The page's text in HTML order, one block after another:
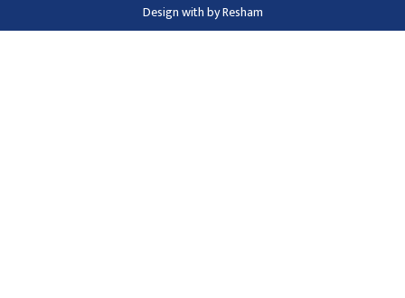
Design withbyResham